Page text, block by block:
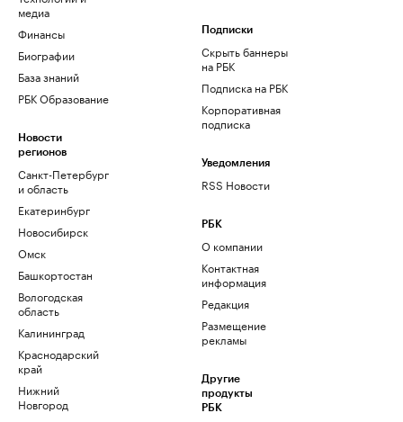
медиа
Финансы
Биографии
База знаний
РБК Образование
Новости
регионов
Санкт-Петербург
и область
Екатеринбург
Новосибирск
Омск
Башкортостан
Вологодская
область
Калининград
Краснодарский
край
Нижний
Новгород
Подписки
Скрыть баннеры
на РБК
Подписка на РБК
Корпоративная
подписка
Уведомления
RSS Новости
РБК
О компании
Контактная
информация
Редакция
Размещение
рекламы
Другие
продукты
РБК